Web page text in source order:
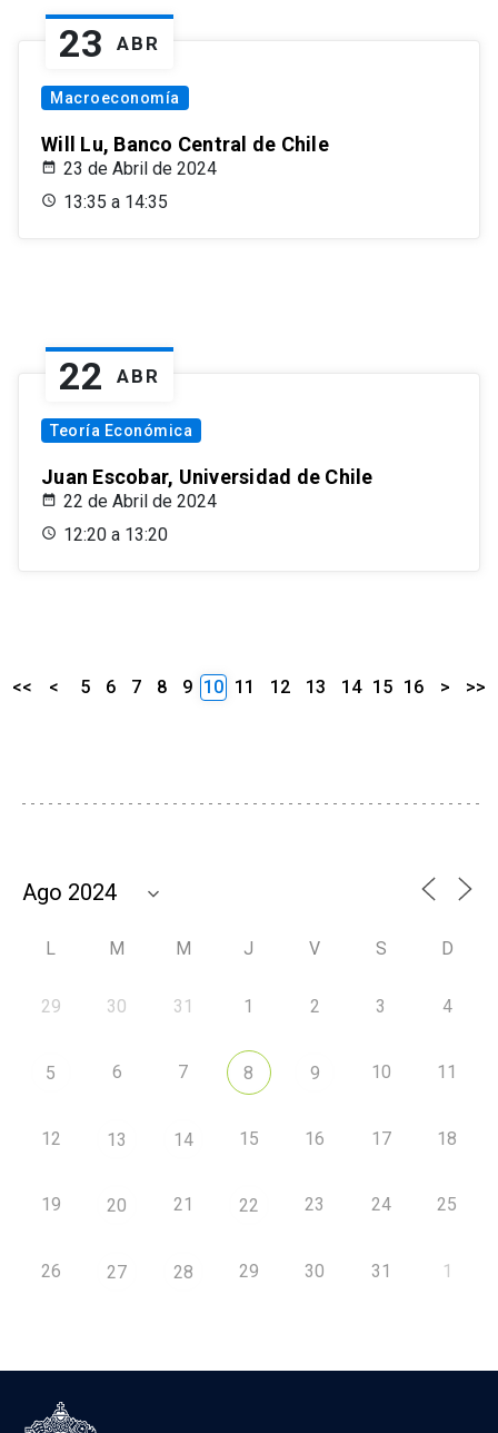
23 ABR
Macroeconomía
Will Lu, Banco Central de Chile
23 de Abril de 2024
13:35 a 14:35
22 ABR
Teoría Económica
Juan Escobar, Universidad de Chile
22 de Abril de 2024
12:20 a 13:20
<< < 5 6 7 8 9 10 11 12 13 14 15 16 > >>
L M M J V S D
29 30 31 1 2 3 4
5 6 7 8 9 10 11
12 13 14 15 16 17 18
19 20 21 22 23 24 25
26 27 28 29 30 31 1